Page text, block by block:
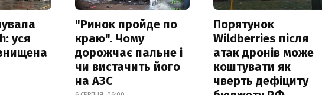
уся
"Ринок пройде по
краю". Чому
дорожчає пальне і
чи вистачить його
на АЗС
Порятунок
Wildberries після
атак дронів може
коштувати як
чверть дефіциту